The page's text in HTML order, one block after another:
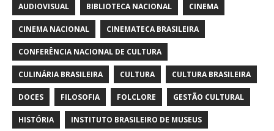
AUDIOVISUAL BIBLIOTECA NACIONAL CINEMA
CINEMA NACIONAL CINEMATECA BRASILEIRA
CONFERÊNCIA NACIONAL DE CULTURA
CULINÁRIA BRASILEIRA CULTURA CULTURA BRASILEIRA
DOCES FILOSOFIA FOLCLORE GESTÃO CULTURAL
HISTÓRIA INSTITUTO BRASILEIRO DE MUSEUS